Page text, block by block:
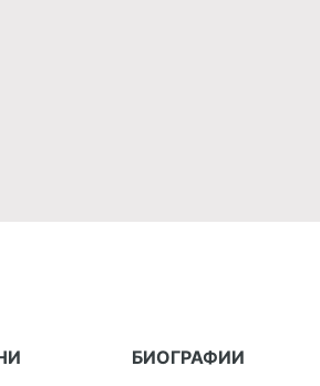
БИОГРАФИИ